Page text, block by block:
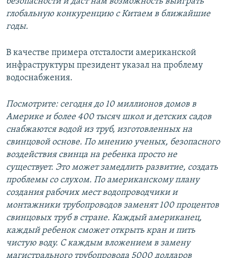
глобальную конкуренцию с Китаем в ближайшие
годы.
В качестве примера отсталости американской
инфраструктуры президент указал на проблему
водоснабжения.
Посмотрите: сегодня до 10 миллионов домов в
Америке и более 400 тысяч школ и детских садов
снабжаются водой из труб, изготовленных на
свинцовой основе. По мнению ученых, безопасного
воздействия свинца на ребенка просто не
существует. Это может замедлить развитие, создать
проблемы со слухом. По американскому плану
создания рабочих мест водопроводчики и
монтажники трубопроводов заменят 100 процентов
свинцовых труб в стране. Каждый американец,
каждый ребенок сможет открыть кран и пить
чистую воду. С каждым вложением в замену
магистрального трубопровода 5000 долларов